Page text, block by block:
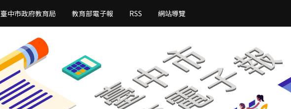
臺中市政府教育局 教育部電子報 RSS 網站導覽